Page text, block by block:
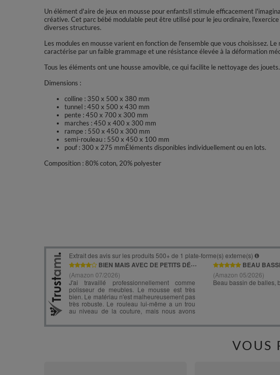
Un élément d'aire de jeux en mousse pour enfantsIl stimule efficacement
créative. Cet parc bébé modulable peut être utilisé pour le jeu ordinaire,
diverses structures.
Les modules en mousse varient en fonction de l'ensemble que vous choisissez.
caractérise par un faible grammage et une résistance élevée à la déformation
Tous les éléments ont une housse amovible, ce qui facilite le nettoyage des jouets.
Dimensions :
colline : 350 x 500 x 380 mm
tunnel : 450 x 500 x 430 mm
pente : 450 x 700 x 300 mm
marches : 450 x 400 x 300 mm
rampe : 550 x 450 x 300 mm
semi-rouleau : 550 x 450 x 100 mm
pouf : 300 x 275 mmÉléments disponibles individuellement ou en lots.
Composition : 80% coton, 20% polyester
VOUS